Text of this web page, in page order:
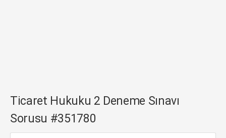
Ticaret Hukuku 2 Deneme Sınavı
Sorusu #351780